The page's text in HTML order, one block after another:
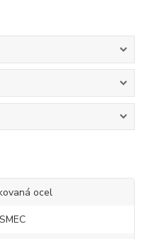
ocel